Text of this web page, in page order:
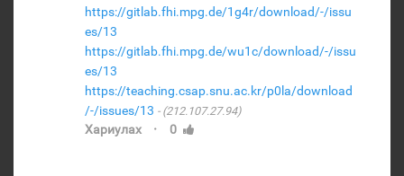
https://gitlab.fhi.mpg.de/1g4r/download/-/issu
es/13
https://gitlab.fhi.mpg.de/wu1c/download/-/issu
es/13
https://teaching.csap.snu.ac.kr/p0la/download
/-/issues/13
(212.107.27.94)
Хариулах · 0